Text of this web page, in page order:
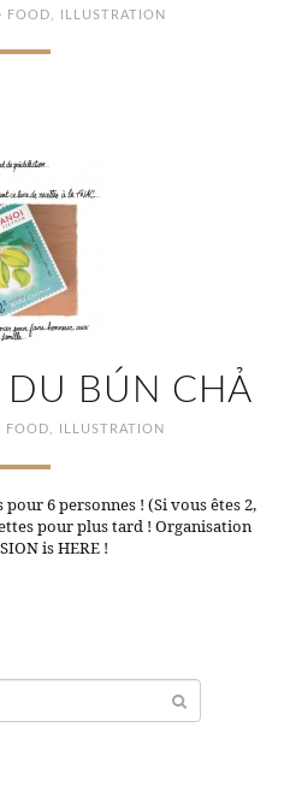
· FOOD ILLUSTRATION
DU BÚN CHẢ
FOOD, ILLUSTRATION
6 personnes ! (Si vous êtes 2,
pour plus tard ! Organisation
is HERE !